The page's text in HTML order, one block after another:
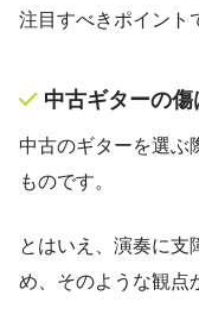
注目すべきポイント
中古ギターの
中古のギターを選ぶ
ものです。
とはいえ、演奏に支
め、そのような観点